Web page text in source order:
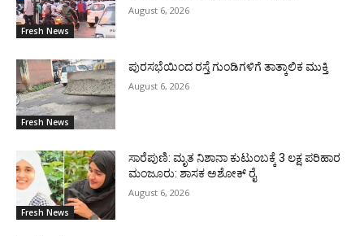
Fresh News
August 6, 2026
Fresh News
ಪುರಸಭೆಯಿಂದ ರಸ್ತೆ ಗುಂಡಿಗಳಿಗೆ ತಾತ್ಕಾಲಿಕ ಮುಕ್ತಿ
August 6, 2026
Fresh News
ಸಾರೆಪುಣಿ: ಮೃತ ನಿಶಾನಾ ಕುಟುಂಬಕ್ಕೆ 3 ಲಕ್ಷ ಪರಿಹಾರ
ಮಂಜೂರು: ಶಾಸಕ ಅಶೋಕ್ ರೈ
August 6, 2026